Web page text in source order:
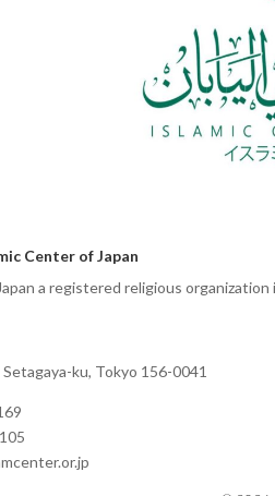
Center of Japan
a registered religious
ku, Tokyo 156-0041